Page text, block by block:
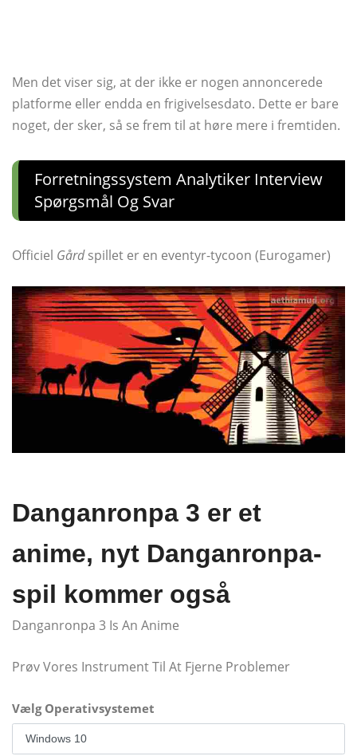
Men det viser sig, at der ikke er nogen annoncerede
platforme eller endda en frigivelsesdato. Dette er bare
noget, der sker, så se frem til at høre mere i fremtiden.
Forretningssystem Analytiker Interview
Spørgsmål Og Svar
Officiel Gårdspillet er en eventyr-tycoon (Eurogamer)
Danganronpa 3 er et
anime, nyt Danganronpa-
spil kommer også
Danganronpa 3 Is An Anime
Prøv Vores Instrument Til At Fjerne Problemer
Vælg Operativsystemet